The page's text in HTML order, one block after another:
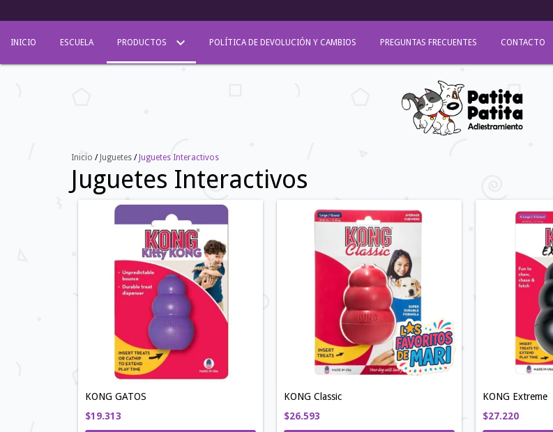
INICIO ESCUELA PRODUCTOS POLÍTICA DE DEVOLUCIÓN Y CAMBIOS PREGUNTAS FRECUENTES CONTACTO
Inicio / Juguetes / Juguetes Interactivos
Juguetes Interactivos
KONG GATOS
$19.313
KONG Classic
$26.593
KONG Extreme
$27.220